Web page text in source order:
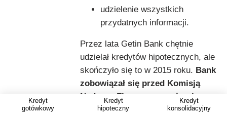
udzielenie wszystkich
przydatnych informacji.
Przez lata Getin Bank chętnie
udzielał kredytów hipotecznych, ale
skończyło się to w 2015 roku. Bank
zobowiązał się przed Komisją
Nadzoru Finansowego, że nie
będzie wprowadzał do oferty
Kredyt
gotówkowy
Kredyt
hipoteczny
Kredyt
konsolidacyjny